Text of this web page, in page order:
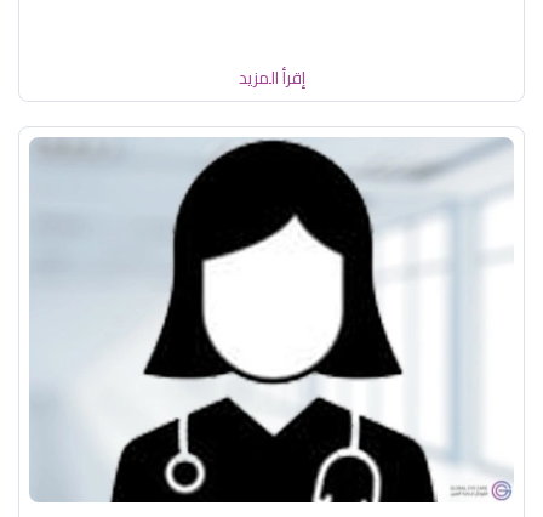
إقرأ المزيد